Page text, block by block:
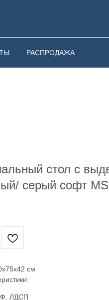
РАСПРОДАЖА
стол с
серый софт MS
см
ЛДСП